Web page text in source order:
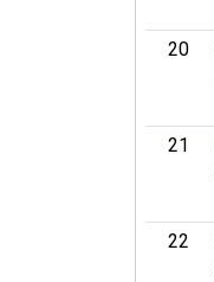
20
21
22